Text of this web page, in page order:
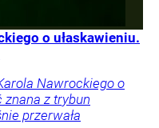
o ułaskawieniu.
Nawrockiego o
znana z trybun
przerwała